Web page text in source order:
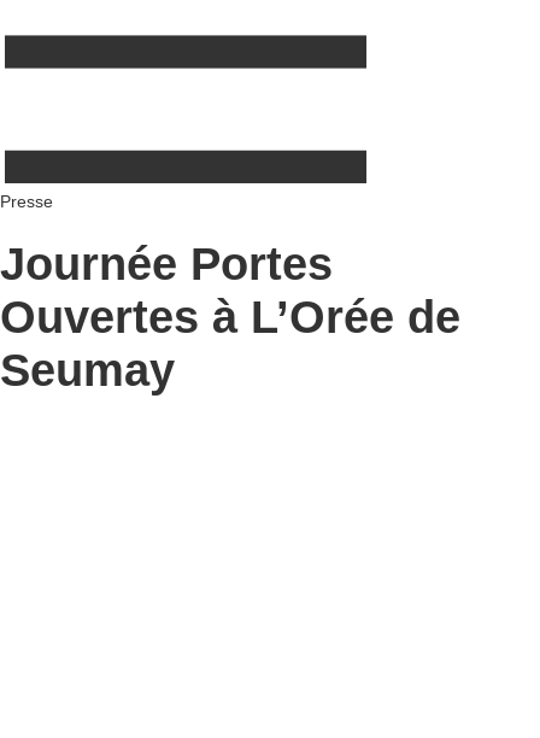
Presse
Journée Portes
Ouvertes à L’Orée de
Seumay